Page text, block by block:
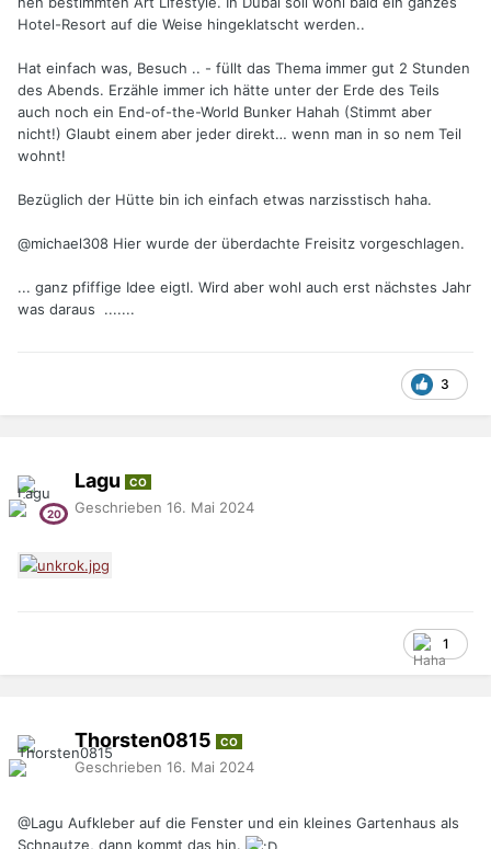
Hotel-Resort auf die Weise hingeklatscht werden..
Hat einfach was, Besuch .. - füllt das Thema immer gut 2 Stunden
des Abends. Erzähle immer ich hätte unter der Erde des Teils
auch noch ein End-of-the-World Bunker Hahah (Stimmt aber
nicht!) Glaubt einem aber jeder direkt… wenn man in so nem Teil
wohnt!
Bezüglich der Hütte bin ich einfach etwas narzisstisch haha.
@michael308 Hier wurde der überdachte Freisitz vorgeschlagen.
... ganz pfiffige Idee eigtl. Wird aber wohl auch erst nächstes Jahr
was daraus .......
3
Lagu CO
Geschrieben 16. Mai 2024
1
Thorsten0815 CO
Geschrieben 16. Mai 2024
@Lagu Aufkleber auf die Fenster und ein kleines Gartenhaus als
Schnautze, dann kommt das hin.